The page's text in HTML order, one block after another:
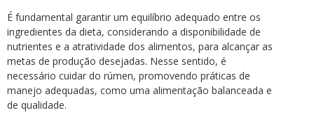
É fundamental garantir um equilíbrio adequado entre os
ingredientes da dieta, considerando a disponibilidade de
nutrientes e a atratividade dos alimentos, para alcançar as
metas de produção desejadas. Nesse sentido, é
necessário cuidar do rúmen, promovendo práticas de
manejo adequadas, como uma alimentação balanceada e
de qualidade.